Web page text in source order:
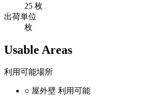
25 枚
出荷単位
枚
Usable Areas
利用可能場所
○ 屋外壁 利用可能